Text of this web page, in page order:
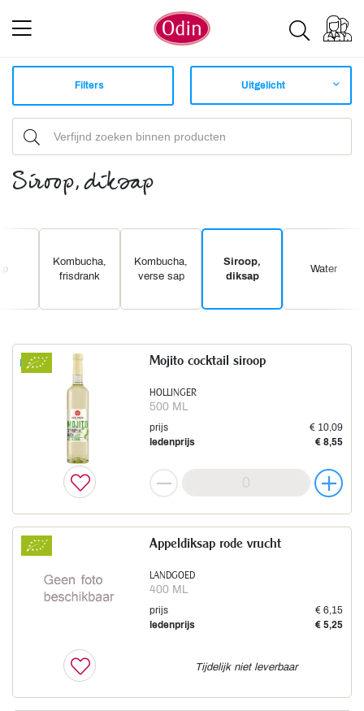
Filters Uitgelicht
Siroop, diksap
Kombucha,
frisdrank
Kombucha,
verse sap
Siroop,
diksap
Water
Nieuw
HOLLINGER
500 ML
Mojito cocktail siroop
prijs
€ 10,09
ledenprijs
€ 8,55
LANDGOED
400 ML
Appeldiksap rode vrucht
prijs
€ 6,15
ledenprijs
€ 5,25
Tijdelijk niet leverbaar